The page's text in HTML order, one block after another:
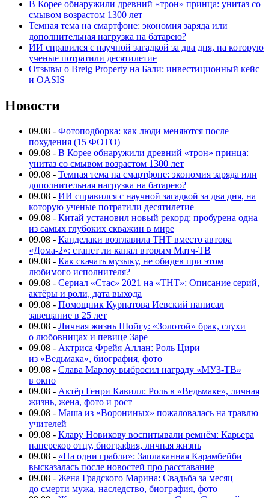
В Корее обнаружили древний «трон» принца: унитаз со
смывом возрастом 1300 лет
Темная тема на смартфоне: экономия заряда или
дополнительная нагрузка на батарею?
ИИ справился с научной загадкой за два дня, на которую
ученые потратили десятилетие
Отзывы о Breig Property на Бали: инвестиционный кейс
и OASIS
Новости
09.08 - Фотоподборка: как люди меняются после
похудения (15 ФОТО)
09.08 - В Корее обнаружили древний «трон» принца:
унитаз со смывом возрастом 1300 лет
09.08 - Темная тема на смартфоне: экономия заряда или
дополнительная нагрузка на батарею?
09.08 - ИИ справился с научной загадкой за два дня, на
которую ученые потратили десятилетие
09.08 - Китай установил новый рекорд: пробурена одна
из самых глубоких скважин в мире
09.08 - Канделаки возглавила ТНТ вместо автора
«Дома-2»: станет ли канал вторым Матч-ТВ
09.08 - Как скачать музыку, не обидев при этом
любимого исполнителя?
09.08 - Сериал «Стас» 2021 на «ТНТ»: Описание серий,
актёры и роли, дата выхода
09.08 - Помощник Курпатова Иевский написал
завещание в 25 лет
09.08 - Личная жизнь Шойгу: «Золотой» брак, слухи
о любовницах и певице Заре
09.08 - Актриса Фрейя Аллан: Роль Цири
из «Ведьмака», биография, фото
09.08 - Слава Марлоу выбросил награду «МУЗ-ТВ»
в окно
09.08 - Актёр Генри Кавилл: Роль в «Ведьмаке», личная
жизнь, жена, фото и рост
09.08 - Маша из «Ворониных» пожаловалась на травлю
учителей
09.08 - Клару Новикову воспитывали ремнём: Карьера
наперекор отцу, биография, личная жизнь
09.08 - «На одни грабли»: Заплаканная Карамбейби
высказалась после новостей про расставание
09.08 - Жена Градского Марина: Свадьба за месяц
до смерти мужа, наследство, биография, фото